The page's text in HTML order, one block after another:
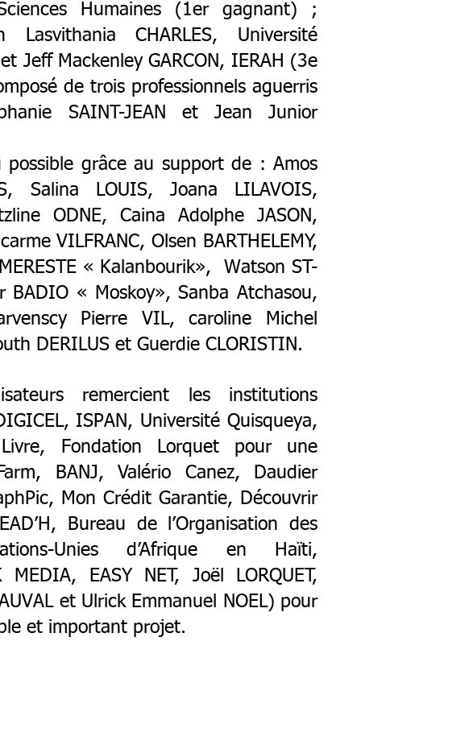
Humaines (1er gagnant) ;
Lasvithania CHARLES, Université
Jeff Mackenley GARCON, IERAH (3e
de trois professionnels aguerris
SAINT-JEAN et Jean Junior
grâce au support de : Amos
Salina LOUIS, Joana LILAVOIS,
ODNE, Caina Adolphe JASON,
VILFRANC, Olsen BARTHELEMY,
« Kalanbourik», Watson ST-
BADIO « Moskoy», Sanba Atchasou,
Pierre VIL, caroline Michel
DERILUS et Guerdie CLORISTIN.
remercient les institutions
ISPAN, Université Quisqueya,
Fondation Lorquet pour une
BANJ, Valério Canez, Daudier
Mon Crédit Garantie, Découvrir
Bureau de l’Organisation des
Unies d’Afrique en Haïti,
MEDIA, EASY NET, Joël LORQUET,
et Ulrick Emmanuel NOEL) pour
et important projet.